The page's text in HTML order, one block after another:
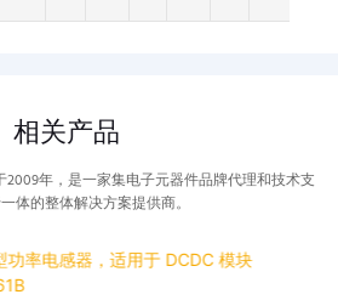
相关产品
年，是一家集电子元器件品牌代理和技术支
体的整体解决方案提供商。